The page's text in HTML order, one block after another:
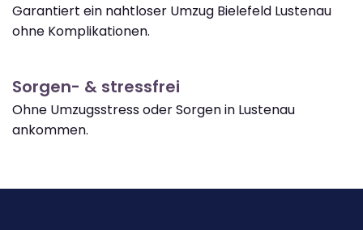
Garantiert ein nahtloser Umzug Bielefeld Lustenau
ohne Komplikationen.
Sorgen- & stressfrei
Ohne Umzugsstress oder Sorgen in Lustenau
ankommen.